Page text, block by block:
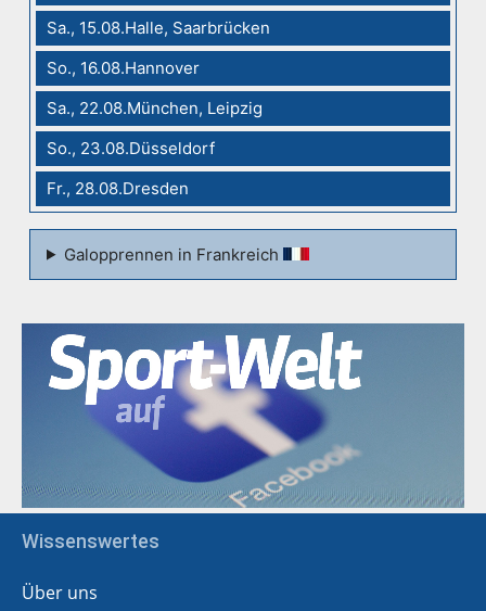
Sa., 15.08.Halle, Saarbrücken
So., 16.08.Hannover
Sa., 22.08.München, Leipzig
So., 23.08.Düsseldorf
Fr., 28.08.Dresden
Galopprennen in Frankreich
Wissenswertes
Über uns